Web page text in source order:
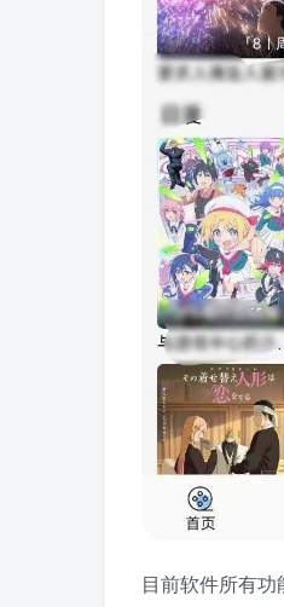
目前软件所有